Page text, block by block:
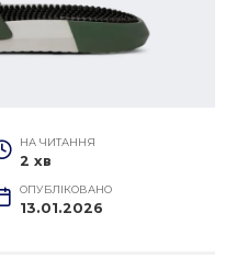
НА ЧИТАННЯ
2 хв
ОПУБЛІКОВАНО
13.01.2026